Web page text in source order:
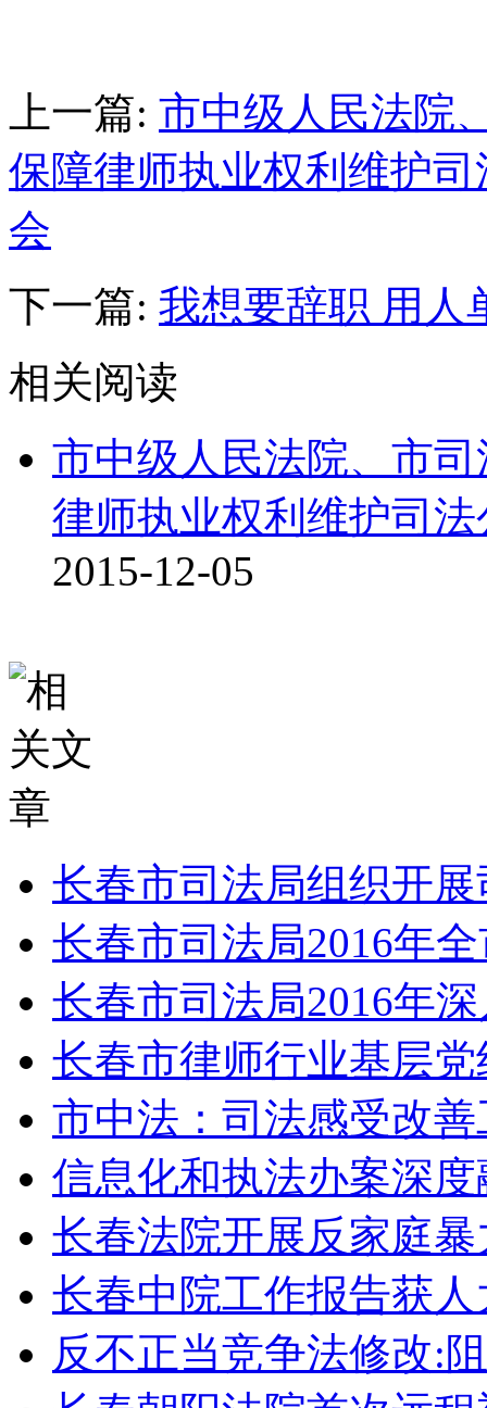
上一篇: 市中级人民法院
保障律师执业权利维护
会
下一篇: 我想要辞职 用人
相关阅读
市中级人民法院、市
律师执业权利维护司
2015-12-05
长春市司法局组织开
长春市司法局2016年
长春市司法局2016年
长春市律师行业基层
市中法：司法感受改
信息化和执法办案深
长春法院开展反家庭
长春中院工作报告获
反不正当竞争法修改: